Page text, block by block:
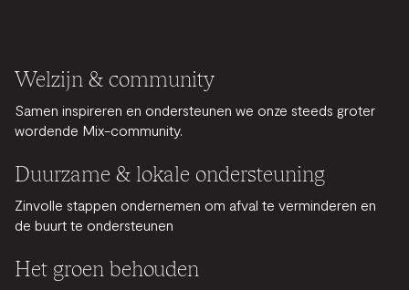
Welzijn & community
Samen inspireren en ondersteunen we onze steeds groter
wordende Mix-community.
Duurzame & lokale ondersteuning
Zinvolle stappen ondernemen om afval te verminderen en
de buurt te ondersteunen
Het groen behouden